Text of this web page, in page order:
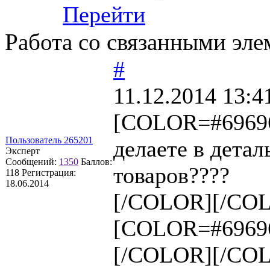
Перейти
Работа со связанными
Пользователь 265201
Эксперт
Сообщений: 1350 Баллов:
118 Регистрация:
18.06.2014
#
11.12.2014
делаете в
товаров????
[/COLOR][/
[/COLOR][/